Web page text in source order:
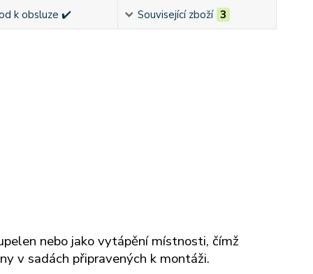
k obsluze ✔️ Související zboží 3
nebo jako vytápění místnosti, čímž
v sadách připravených k montáži.